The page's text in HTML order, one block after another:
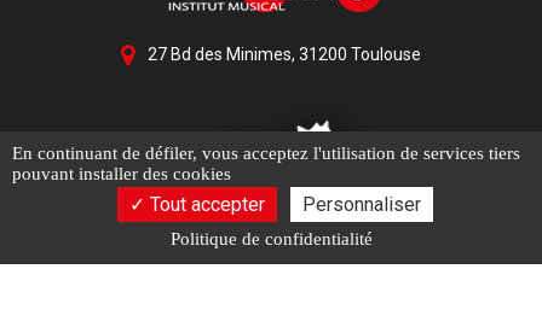
27 Bd des Minimes, 31200 Toulouse
En continuant de défiler, vous acceptez l'utilisation de services tiers
pouvant installer des cookies
Tout accepter Personnaliser
Politique de confidentialité